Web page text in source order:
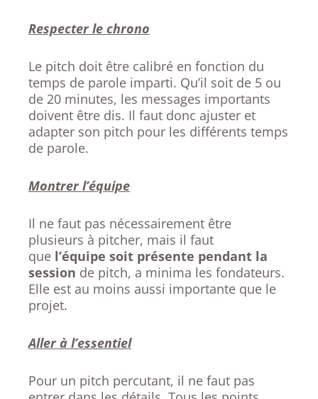
Respecter le chrono
Le pitch doit être calibré en fonction du
temps de parole imparti. Qu’il soit de 5 ou
de 20 minutes, les messages importants
doivent être dis. Il faut donc ajuster et
adapter son pitch pour les différents temps
de parole.
Montrer l’équipe
Il ne faut pas nécessairement être
plusieurs à pitcher, mais il faut
que l’équipe soit présente pendant la
session de pitch, a minima les fondateurs.
Elle est au moins aussi importante que le
projet.
Aller à l’essentiel
Pour un pitch percutant, il ne faut pas